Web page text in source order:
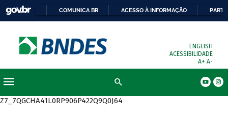
COMUNICA BR ACESSO À INFORMAÇÃO
ENGLISH
ACESSIBILIDADE
A+ A-
Z7_7QGCHA41L0RP906P422Q9Q0J64